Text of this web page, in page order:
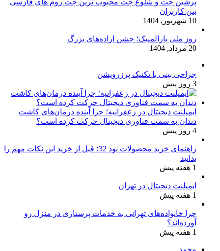
بین کاربران
10 شهریور, 1404
روز ملی پارالمپیک؛ جشن اراده‌های بزرگ
20 مرداد, 1404
جراحی بینی با تکنیک پرزرویشن
3 روز پیش
ایمپلنت دیجیتال در زعفرانیه؛ چرا آینده درمان‌های کاشت
دندان به سمت فناوری دیجیتال حرکت کرده است؟
4 روز پیش
راهنمای خرید محصولات نود 32؛ قبل از خرید این نکات مهم را
بدانید
1 هفته پیش
ایمپلنت دیجیتال در تهران
1 هفته پیش
چرا خانواده‌های تهرانی به خدمات پرستاری در منزل رو
آورده‌اند؟
1 هفته پیش
محمد